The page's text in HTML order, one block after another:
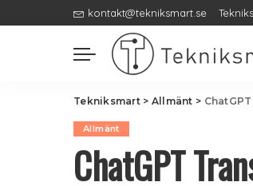
kontakt@tekniksmart.se
Tekniksmart> Allmänt >
Allmänt
ChatGPT